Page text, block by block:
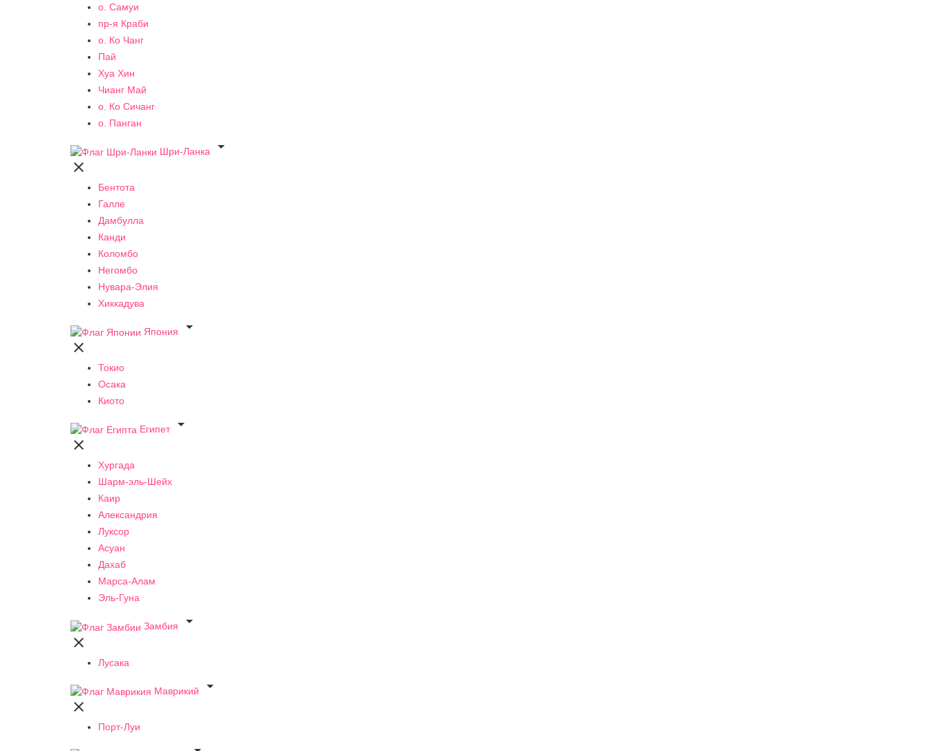
о. Самуи
пр-я Краби
о. Ко Чанг
Пай
Хуа Хин
Чианг Май
о. Ко Сичанг
о. Панган
Шри-Ланка


Бентота
Галле
Дамбулла
Канди
Коломбо
Негомбо
Нувара-Элия
Хиккадува
Япония


Токио
Осака
Киото
Египет


Хургада
Шарм-эль-Шейх
Каир
Александрия
Луксор
Асуан
Дахаб
Марса-Алам
Эль-Гуна
Замбия


Лусака
Маврикий


Порт-Луи